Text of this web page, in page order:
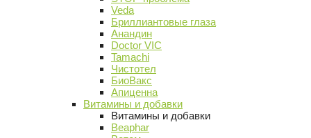
Veda
Бриллиантовые глаза
Анандин
Doctor VIC
Tamachi
Чистотел
БиоВакс
Апиценна
Витамины и добавки
Витамины и добавки
Beaphar